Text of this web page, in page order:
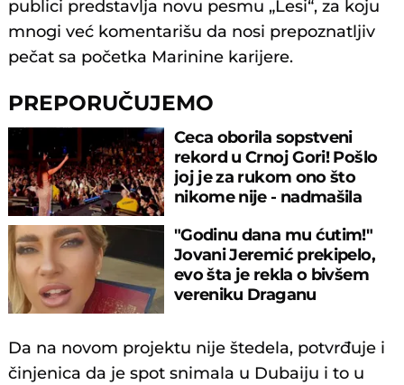
publici predstavlja novu pesmu „Lesi“, za koju
mnogi već komentarišu da nosi prepoznatljiv
pečat sa početka Marinine karijere.
PREPORUČUJEMO
Ceca oborila sopstveni
rekord u Crnoj Gori! Pošlo
joj je za rukom ono što
nikome nije - nadmašila
"Godinu dana mu ćutim!"
Jovani Jeremić prekipelo,
evo šta je rekla o bivšem
vereniku Draganu
Da na novom projektu nije štedela, potvrđuje i
činjenica da je spot snimala u Dubaiju i to u